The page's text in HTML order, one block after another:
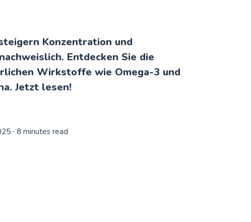
Konzentration und
Entdecken Sie die
Wirkstoffe wie Omega-3 und
Jetzt lesen!
∙ 8 minutes read